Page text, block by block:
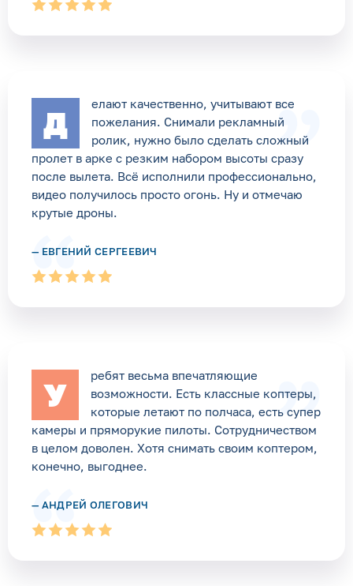
Д
елают качественно, учитывают все
пожелания. Снимали рекламный
ролик, нужно было сделать сложный
пролет в арке с резким набором высоты сразу
после вылета. Всё исполнили профессионально,
видео получилось просто огонь. Ну и отмечаю
крутые дроны.
— ЕВГЕНИЙ СЕРГЕЕВИЧ
У
ребят весьма впечатляющие
возможности. Есть классные коптеры,
которые летают по полчаса, есть супер
камеры и пряморукие пилоты. Сотрудничеством
в целом доволен. Хотя снимать своим коптером,
конечно, выгоднее.
— АНДРЕЙ ОЛЕГОВИЧ